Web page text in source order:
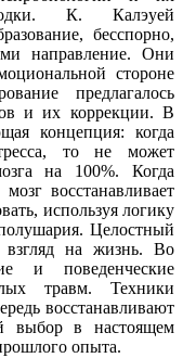
К. Калэуей
бесспорно,
направление. Они
стороне
предлагалось
и их коррекции. В
концепция: когда
то не может
на 100%. Когда
восстанавливает
используя логику
Целостный
взгляд на жизнь. Во
и поведенческие
травм. Техники
восстанавливают
выбор в настоящем
опыта.